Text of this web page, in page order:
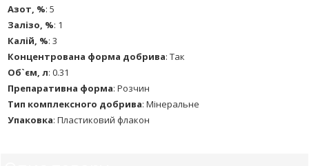
Азот, %: 5
Залізо, %: 1
Калій, %: 3
Концентрована форма добрива: Так
Об`єм, л: 0.31
Препаративна форма: Розчин
Тип комплексного добрива: Мінеральне
Упаковка: Пластиковий флакон